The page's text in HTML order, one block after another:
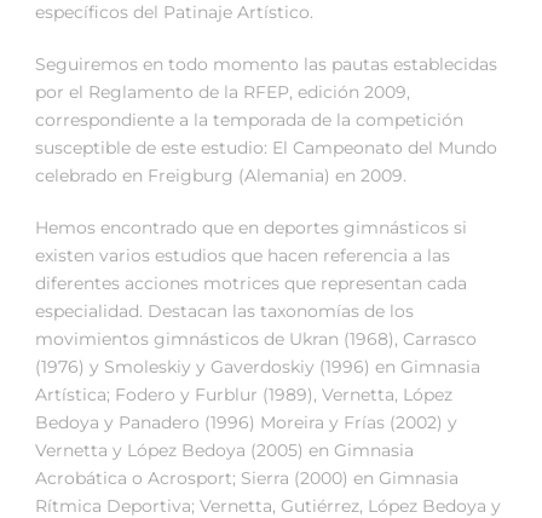
específicos del Patinaje Artístico.
Seguiremos en todo momento las pautas establecidas
por el Reglamento de la RFEP, edición 2009,
correspondiente a la temporada de la competición
susceptible de este estudio: El Campeonato del Mundo
celebrado en Freigburg (Alemania) en 2009.
Hemos encontrado que en deportes gimnásticos si
existen varios estudios que hacen referencia a las
diferentes acciones motrices que representan cada
especialidad. Destacan las taxonomías de los
movimientos gimnásticos de Ukran (1968), Carrasco
(1976) y Smoleskiy y Gaverdoskiy (1996) en Gimnasia
Artística; Fodero y Furblur (1989), Vernetta, López
Bedoya y Panadero (1996) Moreira y Frías (2002) y
Vernetta y López Bedoya (2005) en Gimnasia
Acrobática o Acrosport; Sierra (2000) en Gimnasia
Rítmica Deportiva; Vernetta, Gutiérrez, López Bedoya y